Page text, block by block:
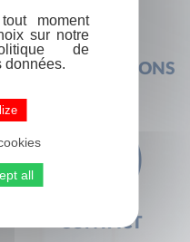
AUX QUESTIONS
CONTACT
moment
sur notre
de
données.
all